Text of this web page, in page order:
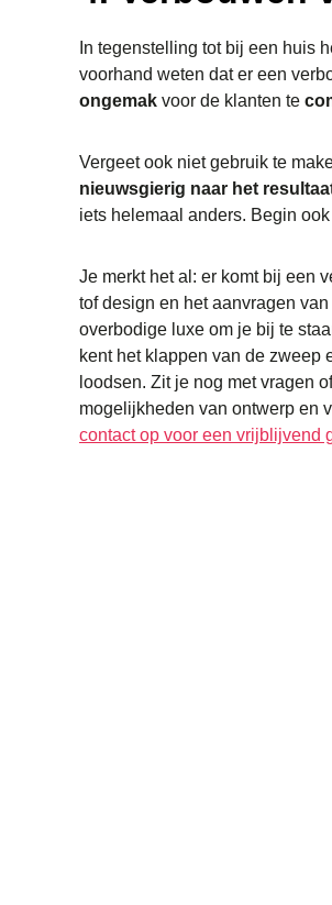
In tegenstelling tot bij een huis
voorhand weten dat er een
ongemak voor de klanten te
Vergeet ook niet gebruik te
nieuwsgierig naar het
iets helemaal anders. Begin
Je merkt het al: er komt bij een
tof design en het aanvragen
overbodige luxe om je bij te
kent het klappen van de zweep
loodsen. Zit je nog met vragen
mogelijkheden van ontwerp en
contact op voor een vrijblijvend